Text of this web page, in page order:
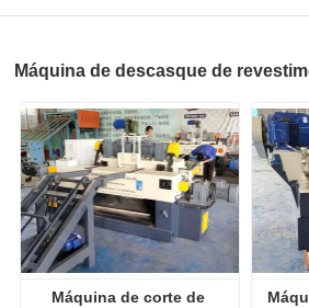
Máquina de descasque de
Máquina de corte de